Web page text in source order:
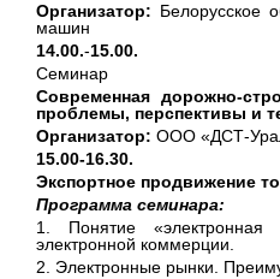
Организатор: Белорусское
машин
14.00.-15.00.
Семинар
Современная дорожно-
проблемы, перспективы и
Организатор: ООО «ДСТ-
15.00-16.30.
Экспортное продвижение
Программа семинара:
1. Понятие
электронной коммерции.
2. Электронные рынки.